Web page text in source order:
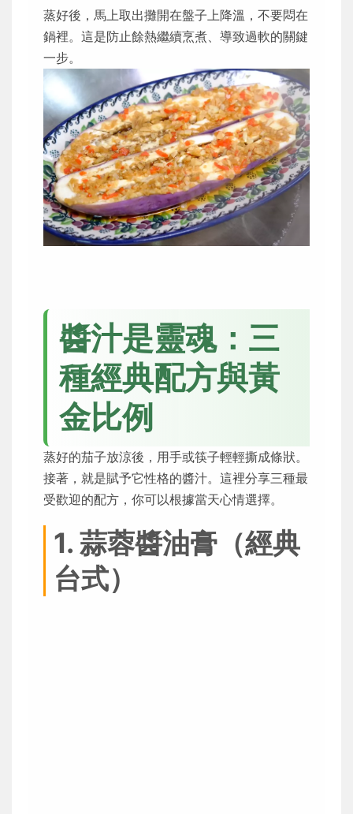
蒸好後，馬上取出攤開在盤子上降溫，不要悶在
鍋裡。這是防止餘熱繼續烹煮、導致過軟的關鍵
一步。
醬汁是靈魂：三
種經典配方與黃
金比例
蒸好的茄子放涼後，用手或筷子輕輕撕成條狀。
接著，就是賦予它性格的醬汁。這裡分享三種最
受歡迎的配方，你可以根據當天心情選擇。
1. 蒜蓉醬油膏（經典
台式）